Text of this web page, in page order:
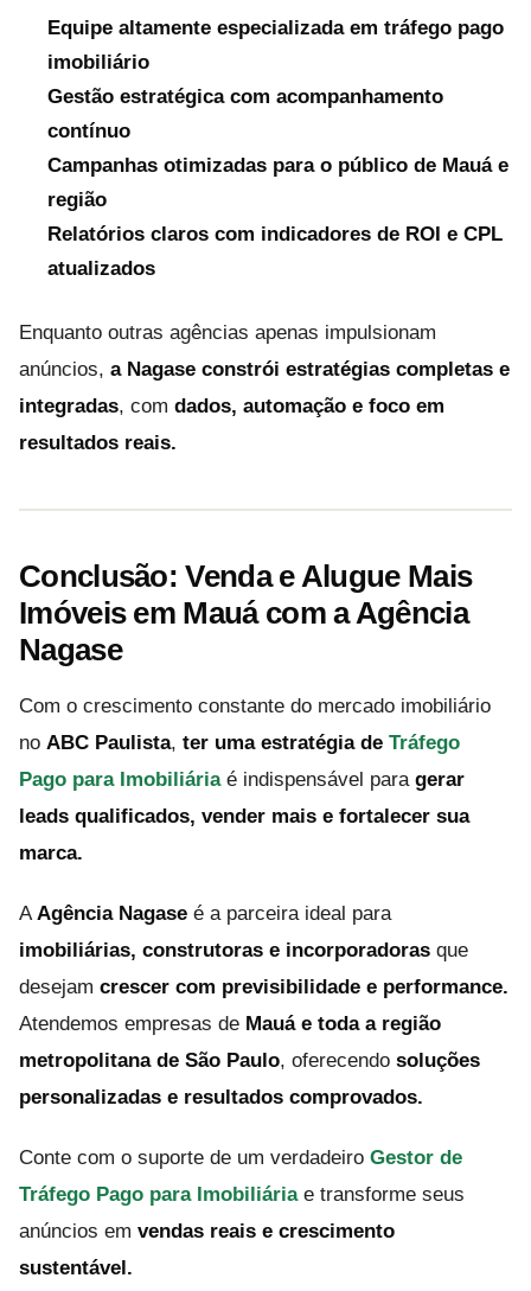
Equipe altamente especializada em tráfego pago
imobiliário
Gestão estratégica com acompanhamento
contínuo
Campanhas otimizadas para o público de Mauá e
região
Relatórios claros com indicadores de ROI e CPL
atualizados
Enquanto outras agências apenas impulsionam
anúncios, a Nagase constrói estratégias completas e
integradas, com dados, automação e foco em
resultados reais.
Conclusão: Venda e Alugue Mais
Imóveis em Mauá com a Agência
Nagase
Com o crescimento constante do mercado imobiliário
no ABC Paulista, ter uma estratégia de Tráfego
Pago para Imobiliáriaé indispensável para gerar
leads qualificados, vender mais e fortalecer sua
marca.
AAgência Nagase é a parceira ideal para
imobiliárias, construtoras e incorporadoras que
desejam crescer com previsibilidade e performance.
Atendemos empresas de Mauá e toda a região
metropolitana de São Paulo, oferecendo soluções
personalizadas e resultados comprovados.
Conte com o suporte de um verdadeiro Gestor de
Tráfego Pago para Imobiliáriae transforme seus
anúncios em vendas reais e crescimento
sustentável.